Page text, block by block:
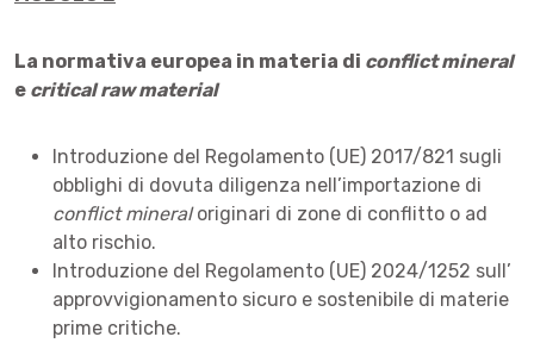
La normativa europea in materia di conflict mineral
e critical raw material
Introduzione del Regolamento (UE) 2017/821 sugli
obblighi di dovuta diligenza nell’importazione di
conflict mineraloriginari di zone di conflitto o ad
alto rischio.
Introduzione del Regolamento (UE) 2024/1252 sull’
approvvigionamento sicuro e sostenibile di materie
prime critiche.